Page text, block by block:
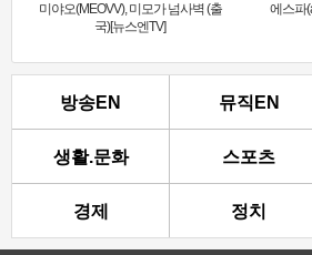
미야오(MEOVV), 미모가 넘사벽 (출
국)[뉴스엔TV]
에스파
방송EN 뮤직EN
생활.문화 스포츠
경제 정치